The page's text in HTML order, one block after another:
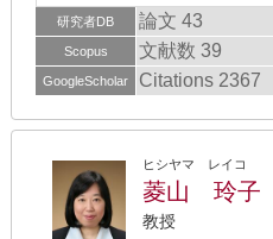
研究者DB 論文 43
Scopus 文献数 39
GoogleScholar Citations 2367
ヒシヤマ レイコ
菱山 玲子
教授